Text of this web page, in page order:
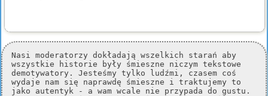
Nasi moderatorzy dokładają wszelkich starań aby
wszystkie historie były śmieszne niczym tekstowe
demotywatory. Jesteśmy tylko ludźmi, czasem coś
wydaje nam się naprawdę śmieszne i traktujemy to
jako autentyk - a wam wcale nie przypada do gustu.